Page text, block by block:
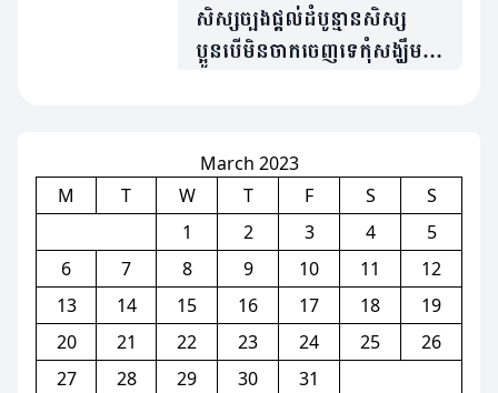
សិស្សច្បងផ្តល់ដំបូន្មានសិស្ស
ប្អូនបើមិនចាកចេញទេកុំសង្ឃឹម
March 2023
M
T W T F S
S
1
2 3 4
5
6
7 8 9 10 11
12
13
14 15 16 17 18
19
20
21 22 23 24 25
26
27
28 29 30
31